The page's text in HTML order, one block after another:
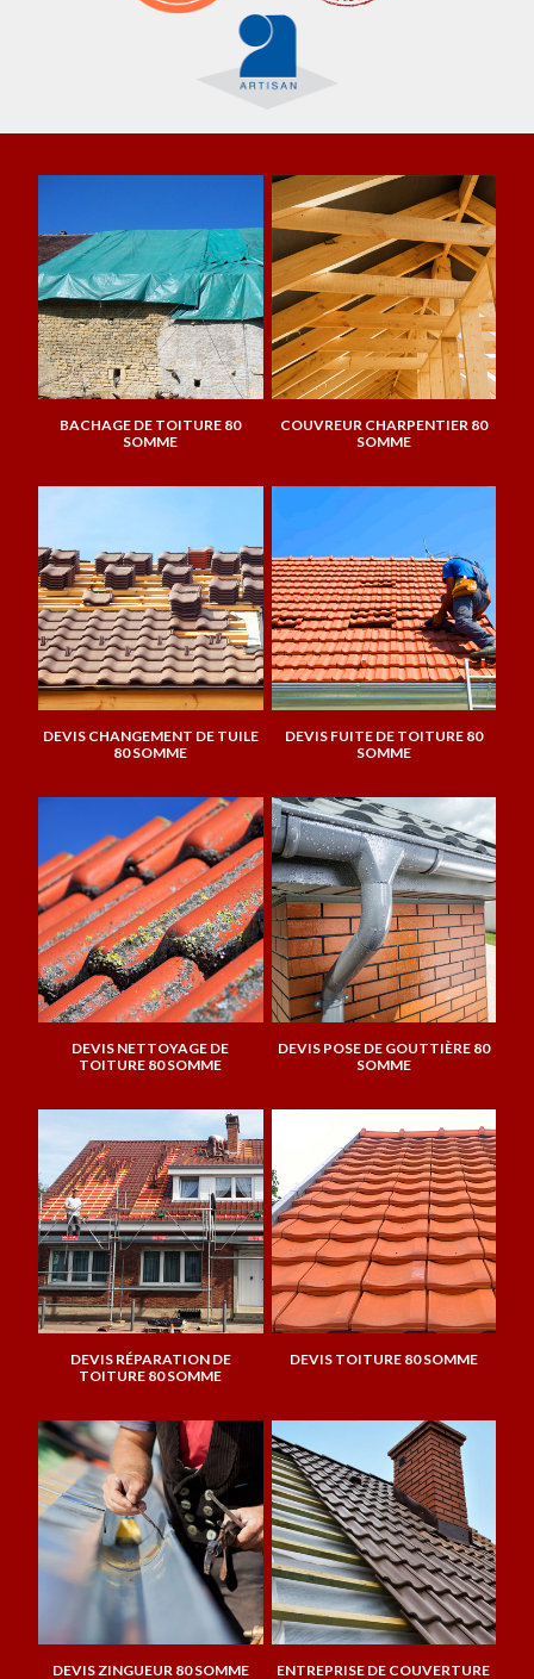
BACHAGE DE TOITURE 80
SOMME
COUVREUR CHARPENTIER 80
SOMME
DEVIS CHANGEMENT DE TUILE
80 SOMME
DEVIS FUITE DE TOITURE 80
SOMME
DEVIS NETTOYAGE DE
TOITURE 80 SOMME
DEVIS POSE DE GOUTTIÈRE 80
SOMME
DEVIS RÉPARATION DE
TOITURE 80 SOMME
DEVIS TOITURE 80 SOMME
DEVIS ZINGUEUR 80 SOMME
ENTREPRISE DE COUVERTURE